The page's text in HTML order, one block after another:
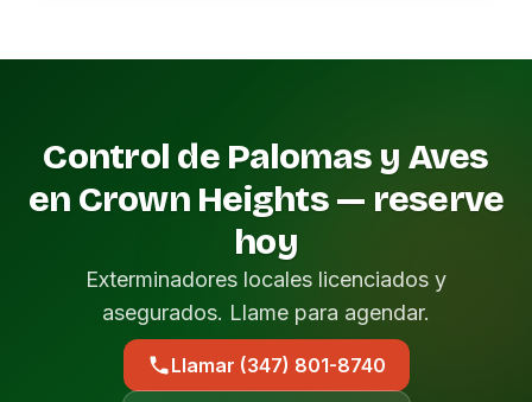
Control de Palomas y Aves
en Crown Heights — reserve
hoy
Exterminadores locales licenciados y
asegurados. Llame para agendar.
Llamar (347) 801-8740